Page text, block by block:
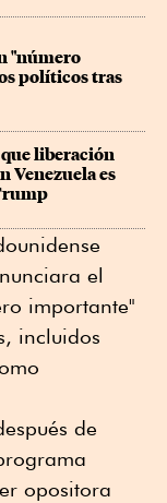
"número
políticos tras
que liberación
Venezuela es
el
importante"
incluidos
de
opositora